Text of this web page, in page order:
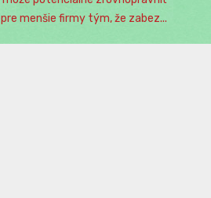
menšie firmy tým, že zabez...